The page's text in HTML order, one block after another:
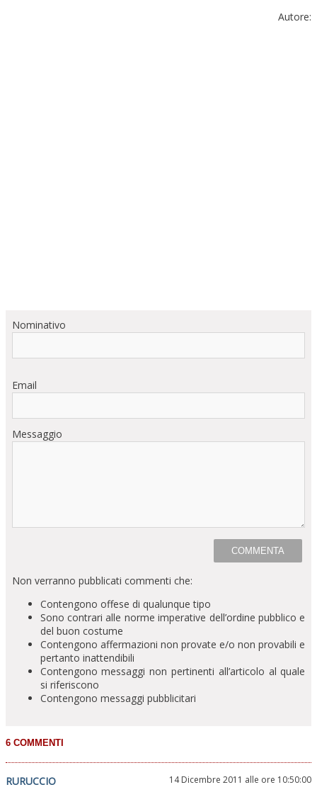
Autore:
Nominativo
Email
Messaggio
Non verranno pubblicati commenti che:
Contengono offese di qualunque tipo
Sono contrari alle norme imperative dell’ordine pubblico e
del buon costume
Contengono affermazioni non provate e/o non provabili e
pertanto inattendibili
Contengono messaggi non pertinenti all’articolo al quale
si riferiscono
Contengono messaggi pubblicitari
RURUCCIO 14 Dicembre 2011 alle ore 10:50:00